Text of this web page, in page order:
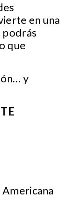
en una
que
y